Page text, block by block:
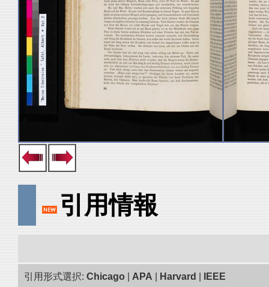
引用情報
引用形式選択: Chicago APA Harvard IEEE